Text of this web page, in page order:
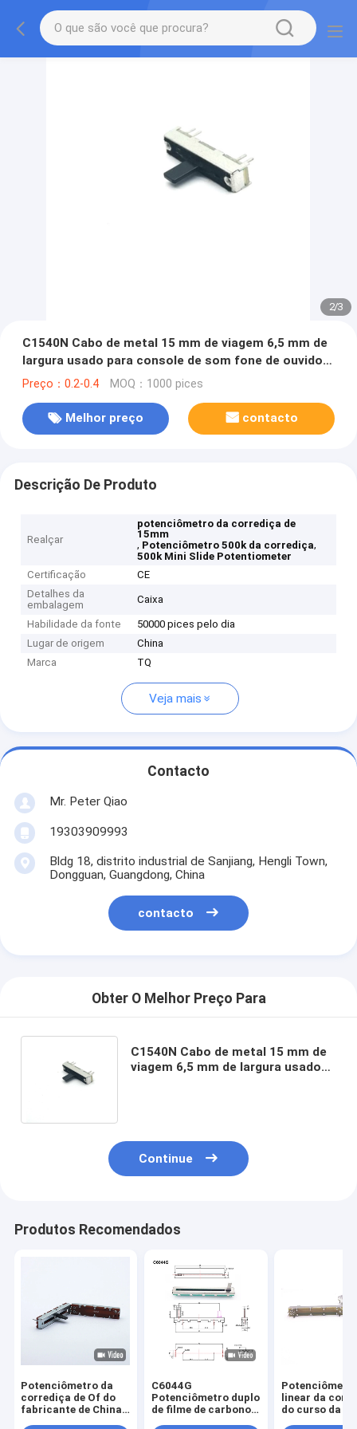
2/3
C1540N Cabo de metal 15 mm de viagem 6,5 mm de
largura usado para console de som fone de ouvido e
microfone
Preço：0.2-0.4 MOQ：1000 pices
Melhor preço contacto
Descrição De Produto
Realçar
potenciômetro da corrediça de
15mm
, Potenciômetro 500k da corrediça,
500k Mini Slide Potentiometer
Certificação
CE
Detalhes da
embalagem
Caixa
Habilidade da fonte
50000 pices pelo dia
Lugar de origem
China
Marca
TQ
Veja mais
Contacto
Mr. Peter Qiao
19303909993
Bldg 18, distrito industrial de Sanjiang, Hengli Town,
Dongguan, Guangdong, China
contacto
Obter O Melhor Preço Para
C1540N Cabo de metal 15 mm de
viagem 6,5 mm de largura usado
Continue
Produtos Recomendados
Potenciômetro da
corrediça de Of do
fabricante de China
C6044G
Potenciômetro duplo
de filme de carbono
linear da
do curso da